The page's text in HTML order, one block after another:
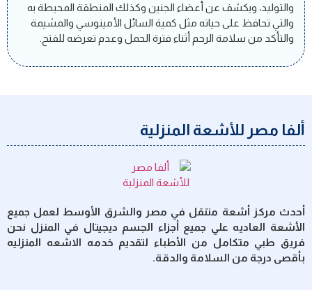
والتوليد، ويكشف عن أعضاء الجنين وكذلك المنطقة المحيطة به
والتي تحافظ على حياته مثل كمية السائل الأمينوسي والمشيمة
والتأكد من سلامة الرحم أثناء فترة الحمل وعدم تعرضه للفتح.
ألفا مصر للأشعة المنزلية
أحدث مركز أشعة متنقل في مصر والشرق الأوسط لعمل جميع
الأشعة العاديه علي جميع أجزاء الجسم ديجيتال في المنزل نحن
فريق طبي متكامل من الأطباء لتقديم خدمه الاشعه المنزليه
بأقصى درجة من السلامة والدقة.